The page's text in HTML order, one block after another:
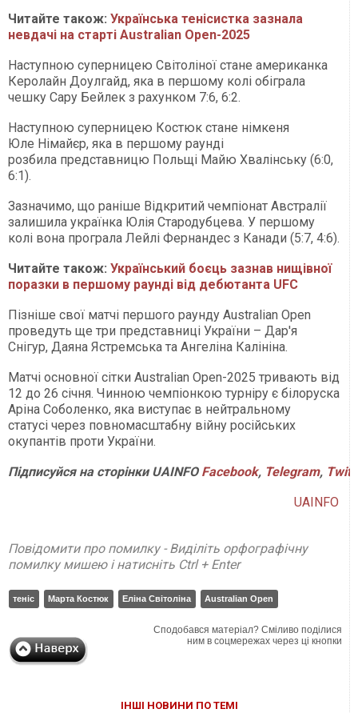
Читайте також: Українська тенісистка зазнала
невдачі на старті Australian Open-2025
Наступною суперницею Світоліної стане американка
Керолайн Доулгайд, яка в першому колі обіграла
чешку Сару Бейлек з рахунком 7:6, 6:2.
Наступною суперницею Костюк стане німкеня
Юле Німайєр, яка в першому раунді
розбила представницю Польщі Майю Хвалінську (6:0,
6:1).
Зазначимо, що раніше Відкритий чемпіонат Австралії
залишила українка Юлія Стародубцева. У першому
колі вона програла Лейлі Фернандес з Канади (5:7, 4:6).
Читайте також: Український боєць зазнав нищівної
поразки в першому раунді від дебютанта UFC
Пізніше свої матчі першого раунду Australian Open
проведуть ще три представниці України – Дар'я
Снігур, Даяна Ястремська та Ангеліна Калініна.
Матчі основної сітки Australian Open-2025 тривають від
12 до 26 січня. Чинною чемпіонкою турніру є білоруска
Аріна Соболенко, яка виступає в нейтральному
статусі через повномасштабну війну російських
окупантів проти України.
Підписуйся на сторінки UAINFO Facebook, Telegram,
UAINFO
Повідомити про помилку - Виділіть орфографічну
помилку мишею і натисніть Ctrl + Enter
теніс Марта Костюк Еліна Світоліна Australian Open
Сподобався матеріал? Сміливо поділися
ним в соцмережах через ці кнопки
ІНШІ НОВИНИ ПО ТЕМІ